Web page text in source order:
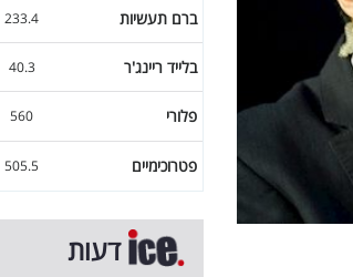
ברם תעשיות 233.4
בלייד ריינג'ר 40.3
פלורי 560
פטרוכימיים 505.5
דעות